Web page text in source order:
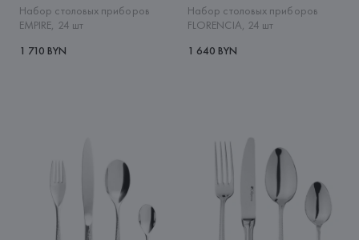
Набор столовых приборов
EMPIRE, 24 шт
1 710 BYN
Набор столовых приборов
FLORENCIA, 24 шт
1 640 BYN